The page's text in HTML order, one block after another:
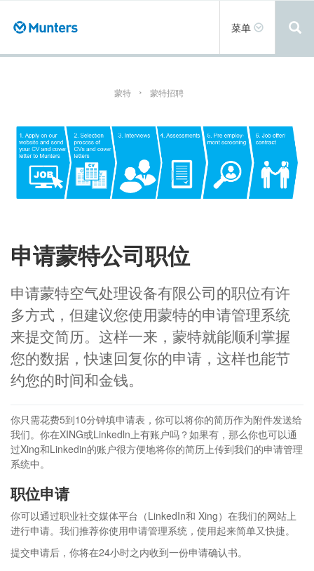
Toggle
菜单
蒙特 蒙特招聘
申请蒙特公司职位
申请蒙特空气处理设备有限公司的职位有许
多方式，但建议您使用蒙特的申请管理系统
来提交简历。这样一来，蒙特就能顺利掌握
您的数据，快速回复你的申请，这样也能节
约您的时间和金钱。
你只需花费5到10分钟填申请表，你可以将你的简历作为附件发送给
我们。你在XING或Linkedln上有账户吗？如果有，那么你也可以通
过Xing和Linkedin的账户很方便地将你的简历上传到我们的申请管理
系统中。
职位申请
你可以通过职业社交媒体平台（LinkedIn和 Xing）在我们的网站上
进行申请。我们推荐你使用申请管理系统，使用起来简单又快捷。
提交申请后，你将在24小时之内收到一份申请确认书。